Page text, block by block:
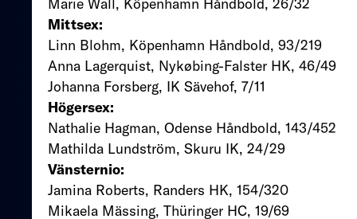
Marie Wall, Köpenhamn Håndbold, 26/32
Mittsex:
Linn Blohm, Köpenhamn Håndbold, 93/219
Anna Lagerquist, Nykøbing-Falster HK, 46/49
Johanna Forsberg, IK Sävehof, 7/11
Högersex:
Nathalie Hagman, Odense Håndbold, 143/452
Mathilda Lundström, Skuru IK, 24/29
Vänsternio:
Jamina Roberts, Randers HK, 154/320
Mikaela Mässing, Thüringer HC, 19/69